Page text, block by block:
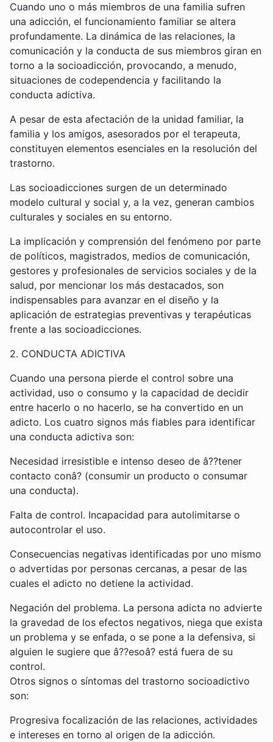
Cuando uno o más miembros de una familia sufren
una adicción, el funcionamiento familiar se altera
profundamente. La dinámica de las relaciones, la
comunicación y la conducta de sus miembros giran en
torno a la socioadicción, provocando, a menudo,
situaciones de codependencia y facilitando la
conducta adictiva.
A pesar de esta afectación de la unidad familiar, la
familia y los amigos, asesorados por el terapeuta,
constituyen elementos esenciales en la resolución del
trastorno.
Las socioadicciones surgen de un determinado
modelo cultural y social y, a la vez, generan cambios
culturales y sociales en su entorno.
La implicación y comprensión del fenómeno por parte
de políticos, magistrados, medios de comunicación,
gestores y profesionales de servicios sociales y de la
salud, por mencionar los más destacados, son
indispensables para avanzar en el diseño y la
aplicación de estrategias preventivas y terapéuticas
frente a las socioadicciones.
2. CONDUCTA ADICTIVA
Cuando una persona pierde el control sobre una
actividad, uso o consumo y la capacidad de decidir
entre hacerlo o no hacerlo, se ha convertido en un
adicto. Los cuatro signos más fiables para identificar
una conducta adictiva son:
Necesidad irresistible e intenso deseo de â??tener
contacto conâ? (consumir un producto o consumar
una conducta).
Falta de control. Incapacidad para autolimitarse o
autocontrolar el uso.
Consecuencias negativas identificadas por uno mismo
o advertidas por personas cercanas, a pesar de las
cuales el adicto no detiene la actividad.
Negación del problema. La persona adicta no advierte
la gravedad de los efectos negativos, niega que exista
un problema y se enfada, o se pone a la defensiva, si
alguien le sugiere que â??esoâ? está fuera de su
control.
Otros signos o síntomas del trastorno socioadictivo
son:
Progresiva focalización de las relaciones, actividades
e intereses en torno al origen de la adicción.